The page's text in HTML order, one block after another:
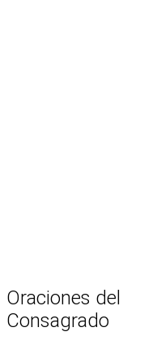
Oraciones del
Consagrado